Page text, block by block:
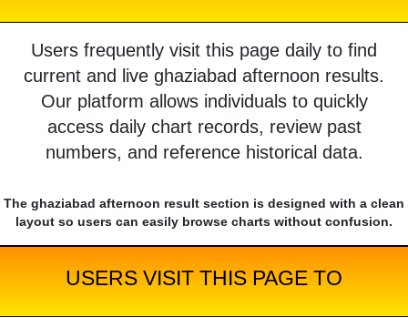
Users frequently visit this page daily to find
current and live ghaziabad afternoon results.
Our platform allows individuals to quickly
access daily chart records, review past
numbers, and reference historical data.
The ghaziabad afternoon result section is designed with a clean
layout so users can easily browse charts without confusion.
USERS VISIT THIS PAGE TO